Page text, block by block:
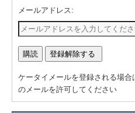
メールアドレス:
ケータイメールを登録される場
のメールを許可してください